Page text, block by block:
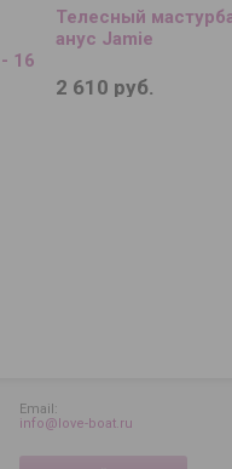
16
Телесный
анус Jamie
2 610 руб.
Email:
info@love-boat.ru